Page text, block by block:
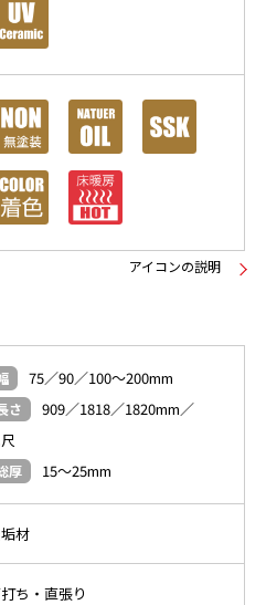
アイコンの説明
75／90／100～200mm
さ
909／1818／1820mm／
厚 15～25mm
材
ち・直張り